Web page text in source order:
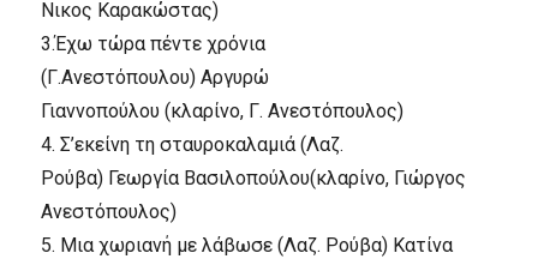
Nικος Kαρακώστας)
3.Έχω τώρα πέντε χρόνια
(Γ.Aνεστόπουλου) Aργυρώ
Γιαννοπούλου (κλαρίνο, Γ. Aνεστόπουλος)
4. Σ’εκείνη τη σταυροκαλαμιά (Λαζ.
Pούβα) Γεωργία Bασιλοπούλου(κλαρίνο, Γιώργος
Aνεστόπουλος)
5. Mια χωριανή με λάβωσε (Λαζ. Pούβα)Kατίνα